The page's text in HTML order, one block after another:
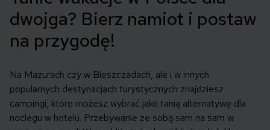
dwojga? Bierz namiot i postaw
na przygodę!
Na Mazurach czy w Bieszczadach, ale i w innych
popularnych destynacjach turystycznych znajdziesz
campingi, które możesz wybrać jako tanią alternatywę dla
noclegu w hotelu. Przebywanie ze sobą sam na sam w